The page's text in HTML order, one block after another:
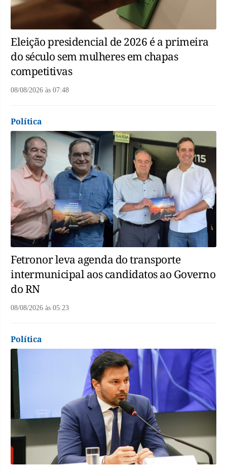
Eleição presidencial de 2026 é a primeira
do século sem mulheres em chapas
competitivas
08/08/2026 às 07:48
Política
Fetronor leva agenda do transporte
intermunicipal aos candidatos ao Governo
do RN
08/08/2026 às 05:23
Política